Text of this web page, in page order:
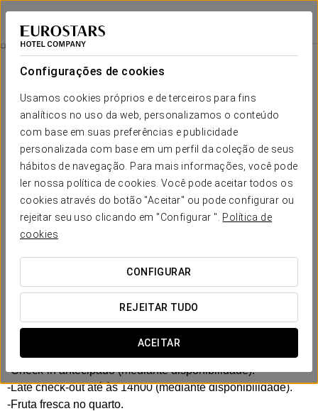
Configurações de cookies
Usamos cookies próprios e de terceiros para fins
analíticos no uso da web, personalizamos o conteúdo
com base em suas preferências e publicidade
personalizada com base em um perfil da coleção de seus
hábitos de navegação. Para mais informações, você pode
ler nossa política de cookies. Você pode aceitar todos os
cookies através do botão "Aceitar" ou pode configurar ou
rejeitar seu uso clicando em "Configurar ". Política de
cookies
CONFIGURAR
REJEITAR TUDO
ACEITAR
Exe Casablanca
CASABLANCA
Experiência Business
15 €
Experiência Business
Viajar a trabalho não precisa ser sinônimo de abrir mão do
conforto. No Exe Casablanca, cuidamos de cada detalhe
para que a sua estadia seja tão produtiva quanto agradável,
com serviços pensados para acompanhar o seu ritmo.
Inclui:
-Check-in antecipado (mediante disponibilidade).
-Late check-out até às 14h00 (mediante disponibilidade).
-Fruta fresca no quarto.